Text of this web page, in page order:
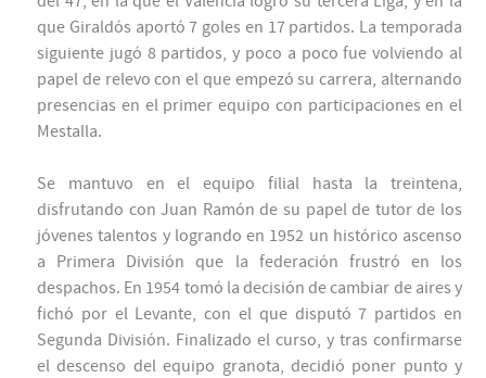
que Giraldós aportó 7 goles en 17 partidos. La temporada
siguiente jugó 8 partidos, y poco a poco fue volviendo al
papel de relevo con el que empezó su carrera, alternando
presencias en el primer equipo con participaciones en el
Mestalla.
Se mantuvo en el equipo filial hasta la treintena,
disfrutando con Juan Ramón de su papel de tutor de los
jóvenes talentos y logrando en 1952 un histórico ascenso
a Primera División que la federación frustró en los
despachos. En 1954 tomó la decisión de cambiar de aires y
fichó por el Levante, con el que disputó 7 partidos en
Segunda División. Finalizado el curso, y tras confirmarse
el descenso del equipo granota, decidió poner punto y